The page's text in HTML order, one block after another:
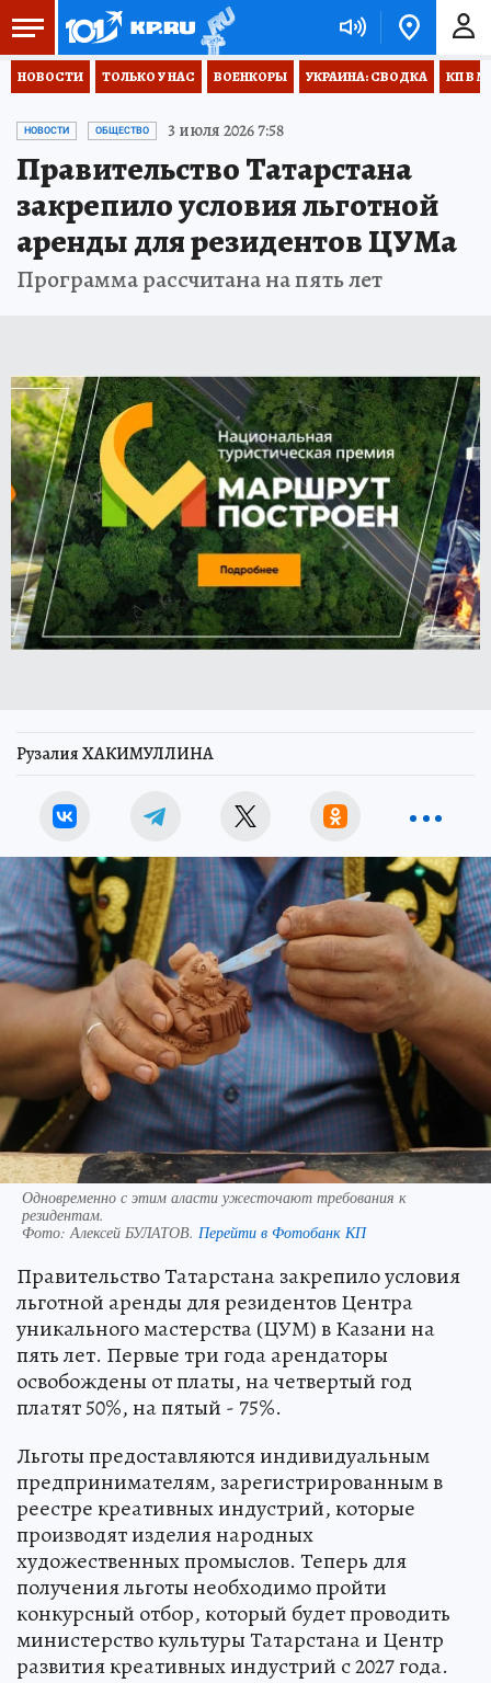
НОВОСТИ ТОЛЬКО У НАС ВОЕНКОРЫ УКРАИНА: СВОДКА КП В
НОВОСТИ ОБЩЕСТВО 3 июля 2026 7:58
Правительство Татарстана
закрепило условия льготной
аренды для резидентов ЦУМа
Программа рассчитана на пять лет
Рузалия ХАКИМУЛЛИНА
Одновременно с этим аласти ужесточают требования к
резидентам.
Фото:Алексей БУЛАТОВ. Перейти в Фотобанк КП
Правительство Татарстана закрепило условия
льготной аренды для резидентов Центра
уникального мастерства (ЦУМ) в Казани на
пять лет. Первые три года арендаторы
освобождены от платы, на четвертый год
платят 50%, на пятый - 75%.
Льготы предоставляются индивидуальным
предпринимателям, зарегистрированным в
реестре креативных индустрий, которые
производят изделия народных
художественных промыслов. Теперь для
получения льготы необходимо пройти
конкурсный отбор, который будет проводить
министерство культуры Татарстана и Центр
развития креативных индустрий с 2027 года.